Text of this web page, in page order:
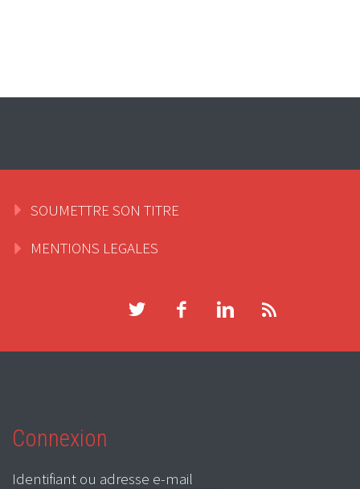
SOUMETTRE SON TITRE
MENTIONS LEGALES
Connexion
Identifiant ou adresse e-mail